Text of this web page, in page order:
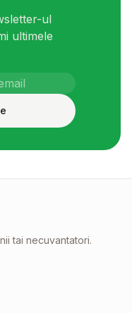
ul
ultimele
tai necuvantatori.